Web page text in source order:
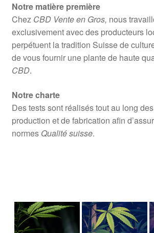
Notre matière première
Chez CBD Vente en Gros, nous
exclusivement avec des producteurs
perpétuent la tradition Suisse de
de vous fournir une plante de haute
CBD.
Notre charte
Des tests sont réalisés tout au long
production et de fabrication afin
normes Qualité suisse.